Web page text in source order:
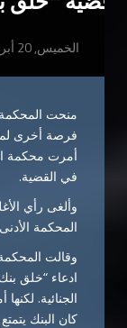
الخميس, 20 أبريل 2023
منحت المحكمة
فرصة أخرى
أمرت محكمة
في القضية.
وألغى رأي
المحكمة
وقالت
الجنائية.
كان البنك